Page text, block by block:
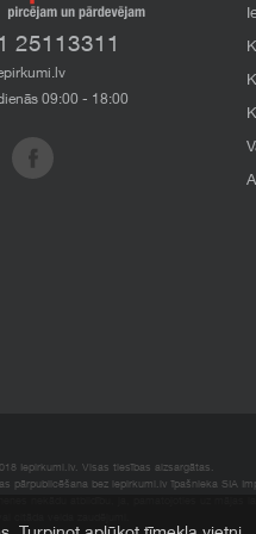
25113311
09:00 - 18:00
Iepirkumi.lv. Visas tiesības aizsargātas.
pārpublicēšana bez iepirkumi.lv īpašnieka SIA